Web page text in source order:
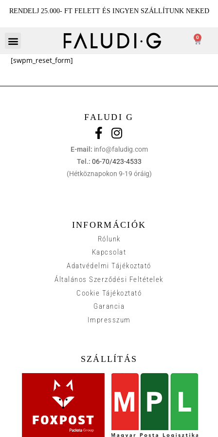
RENDELJ 25.000- FT FELETT ÉS INGYEN SZÁLLÍTUNK NEKED
0
[swpm_reset_form]
FALUDI G
E-mail: info@faludig.com
Tel.: 06-70/423-4533
(Hétköznapokon 9-19 óráig)
INFORMÁCIÓK
Rólunk
Kapcsolat
Adatvédelmi Tájékoztató
Általános Szerződési Feltételek
Cookie Tájékoztató
Garancia
Impresszum
SZÁLLÍTÁS